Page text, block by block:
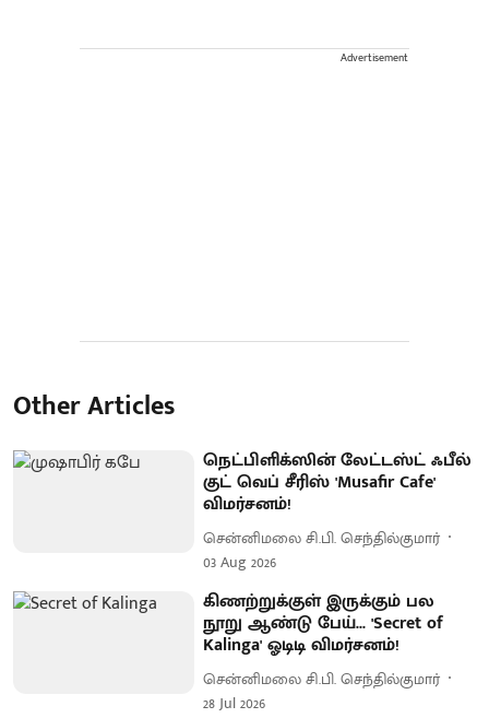
Advertisement
Other Articles
நெட்பிளிக்ஸின் லேட்டஸ்ட் ஃபீல்
குட் வெப் சீரிஸ் 'Musafir Cafe'
விமர்சனம்!
சென்னிமலை சி.பி. செந்தில்குமார்
03 Aug 2026
கிணற்றுக்குள் இருக்கும் பல
நூறு ஆண்டு பேய்... 'Secret of
Kalinga' ஓடிடி விமர்சனம்!
சென்னிமலை சி.பி. செந்தில்குமார்
28 Jul 2026